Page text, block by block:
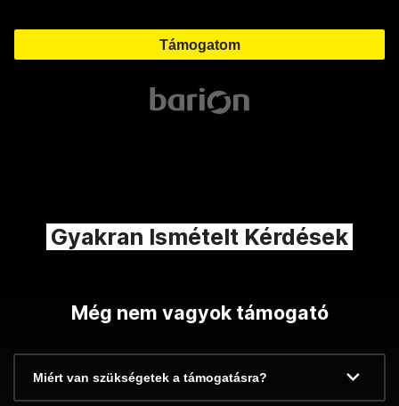
Gyakran Ismételt Kérdések
Még nem vagyok támogató
Miért van szükségetek a támogatásra?